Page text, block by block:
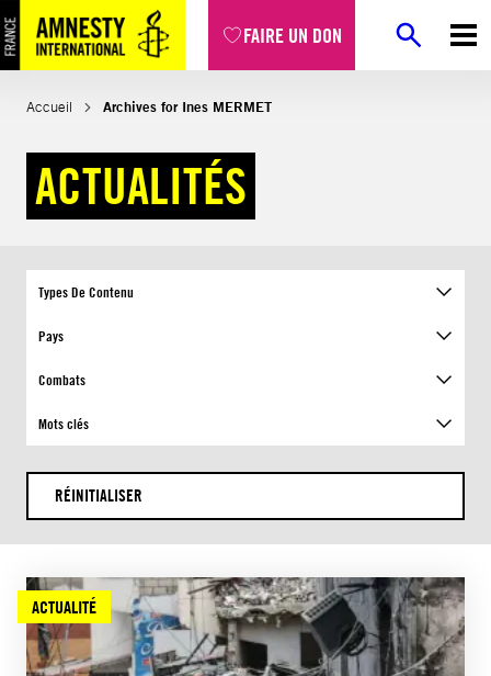
FAIRE UN DON
Aller
au
contenu
Accueil Archives for Ines MERMET
ACTUALITÉS
Types De Contenu
Pays
Combats
Mots clés
RÉINITIALISER
ACTUALITÉ